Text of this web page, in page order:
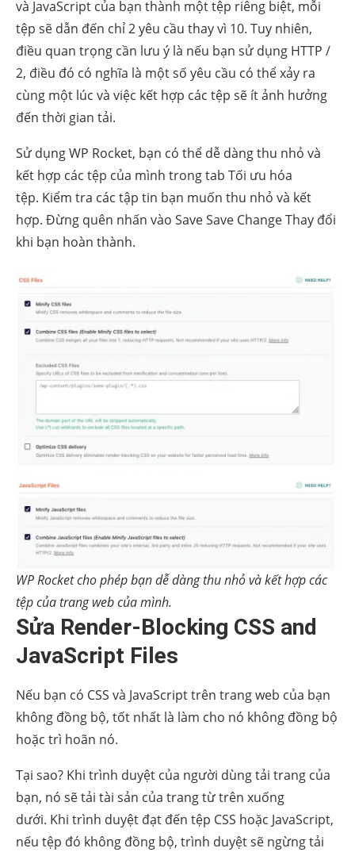
và JavaScript của bạn thành một tệp riêng biệt, mỗi
tệp sẽ dẫn đến chỉ 2 yêu cầu thay vì 10. Tuy nhiên,
điều quan trọng cần lưu ý là nếu bạn sử dụng HTTP /
2, điều đó có nghĩa là một số yêu cầu có thể xảy ra
cùng một lúc và việc kết hợp các tệp sẽ ít ảnh hưởng
đến thời gian tải.
Sử dụng WP Rocket, bạn có thể dễ dàng thu nhỏ và
kết hợp các tệp của mình trong tab Tối ưu hóa
tệp. Kiểm tra các tập tin bạn muốn thu nhỏ và kết
hợp. Đừng quên nhấn vào Save Save Change Thay đổi
khi bạn hoàn thành.
WP Rocket cho phép bạn dễ dàng thu nhỏ và kết hợp các
tệp của trang web của mình.
Sửa Render-Blocking CSS and
JavaScript Files
Nếu bạn có CSS ​​và JavaScript trên trang web của bạn
không đồng bộ, tốt nhất là làm cho nó không đồng bộ
hoặc trì hoãn nó.
Tại sao? Khi trình duyệt của người dùng tải trang của
bạn, nó sẽ tải tài sản của trang từ trên xuống
dưới. Khi trình duyệt đạt đến tệp CSS hoặc JavaScript,
nếu tệp đó không đồng bộ, trình duyệt sẽ ngừng tải